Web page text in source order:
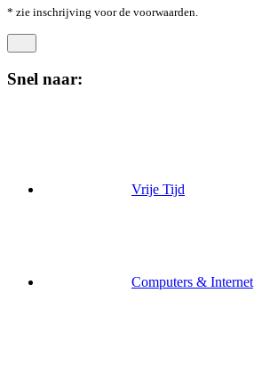
* zie inschrijving voor de voorwaarden.
Snel naar:
Vrije Tijd
Computers & Internet